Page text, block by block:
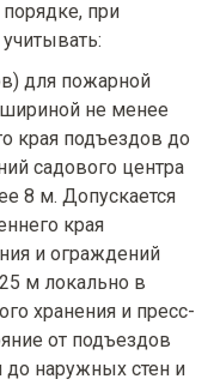
при
для пожарной
не менее
края подъездов до
садового центра
8 м. Допускается
края
и ограждений
м локально в
хранения и пресс-
от подъездов
до наружных стен и